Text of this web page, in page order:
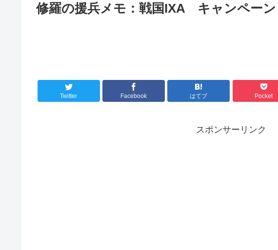
修羅の援兵メモ：戦国IXA キャンペーン
Twitter Facebook はてブ Pocket
スポンサーリンク